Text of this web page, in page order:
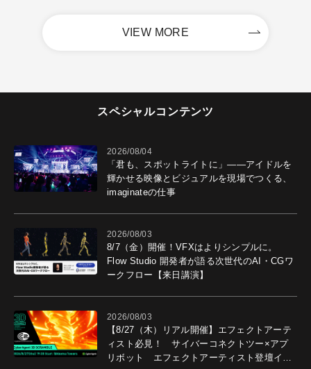
VIEW MORE
スペシャルコンテンツ
2026/08/04
「君も、スポットライトに」――アイドルを
輝かせる映像とビジュアルを現場でつくる、
imaginateの仕事
2026/08/03
8/7（金）開催！VFXはよりシンプルに。
Flow Studio 開発者が語る次世代のAI・CGワ
ークフロー【来日講演】
2026/08/03
【8/27（木）リアル開催】エフェクトアーテ
ィスト必見！ サイバーコネクトツー×アプ
リボット エフェクトアーティスト登壇イベ